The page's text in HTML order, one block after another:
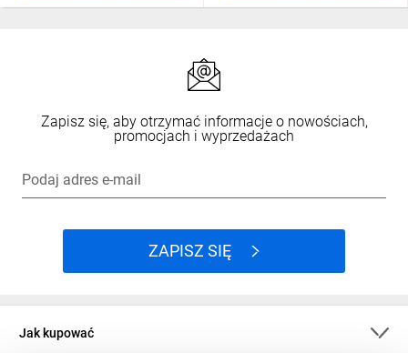
Zapisz się, aby otrzymać informacje o nowościach,
promocjach i wyprzedażach
Podaj adres e-mail
ZAPISZ SIĘ
Jak kupować